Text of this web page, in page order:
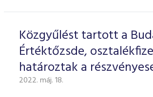
Közgyűlést tartott a
Értéktőzsde,
határoztak a
2022. máj. 18.